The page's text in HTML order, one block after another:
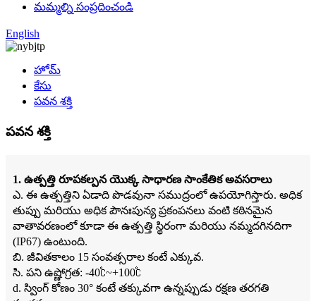
మమ్మల్ని సంప్రదించండి
English
హోమ్
కేసు
పవన శక్తి
పవన శక్తి
1. ఉత్పత్తి రూపకల్పన యొక్క సాధారణ సాంకేతిక అవసరాలు
ఎ. ఈ ఉత్పత్తిని ఏడాది పొడవునా సముద్రంలో ఉపయోగిస్తారు. అధిక
తుప్పు మరియు అధిక పౌనఃపున్య ప్రకంపనలు వంటి కఠినమైన
వాతావరణంలో కూడా ఈ ఉత్పత్తి స్థిరంగా మరియు నమ్మదగినదిగా
(IP67) ఉంటుంది.
బి. జీవితకాలం 15 సంవత్సరాల కంటే ఎక్కువ.
సి. పని ఉష్ణోగ్రత: -40℃~+100℃
d. స్వింగ్ కోణం 30° కంటే తక్కువగా ఉన్నప్పుడు రక్షణ తరగతి